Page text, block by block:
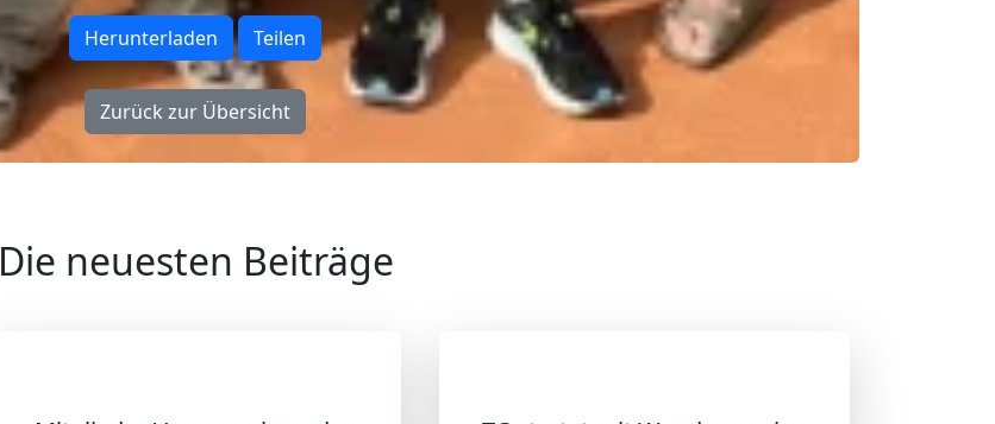
Herunterladen Teilen
Zurück zur Übersicht
Die neuesten Beiträge